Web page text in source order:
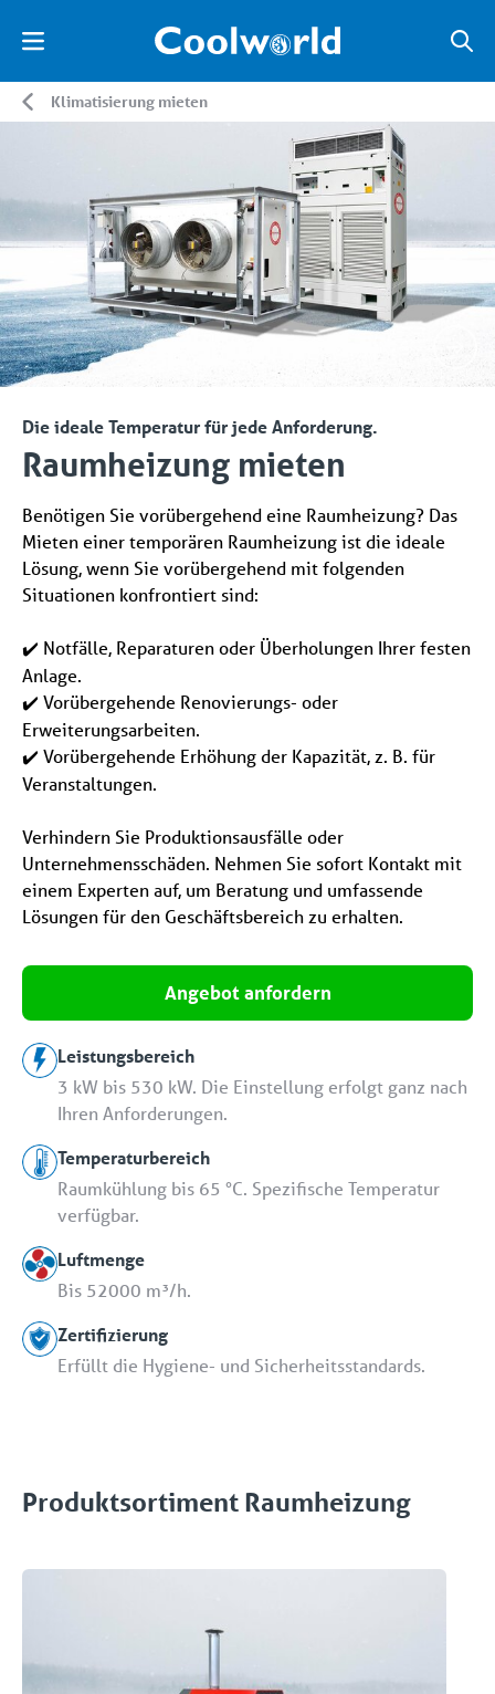
Klimatisierung mieten
Die ideale Temperatur für jede Anforderung.
Raumheizung mieten
Benötigen Sie vorübergehend eine Raumheizung? Das
Mieten einer temporären Raumheizung ist die ideale
Lösung, wenn Sie vorübergehend mit folgenden
Situationen konfrontiert sind:
✔️ Notfälle, Reparaturen oder Überholungen Ihrer festen
Anlage.
✔️ Vorübergehende Renovierungs- oder
Erweiterungsarbeiten.
✔️ Vorübergehende Erhöhung der Kapazität, z. B. für
Veranstaltungen.
Verhindern Sie Produktionsausfälle oder
Unternehmensschäden. Nehmen Sie sofort Kontakt mit
einem Experten auf, um Beratung und umfassende
Lösungen für den Geschäftsbereich zu erhalten.
Angebot anfordern
Leistungsbereich
3 kW bis 530 kW. Die Einstellung erfolgt ganz nach
Ihren Anforderungen.
Temperaturbereich
Raumkühlung bis 65 °C. Spezifische Temperatur
verfügbar.
Luftmenge
Bis 52000 m³/h.
Zertifizierung
Erfüllt die Hygiene- und Sicherheitsstandards.
Produktsortiment Raumheizung